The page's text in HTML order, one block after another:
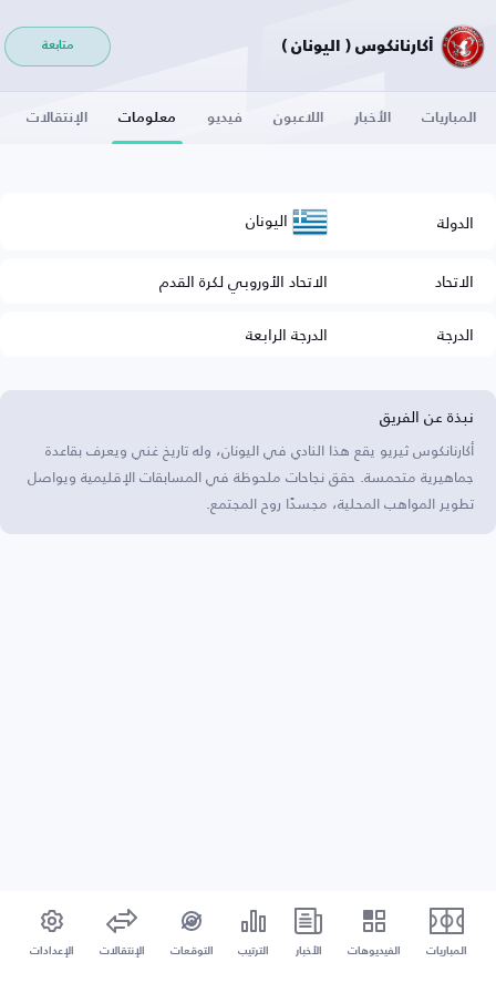
أكارنانكوس ( اليونان ) متابعة
المباريات الأخبار اللاعبون فيديو معلومات الإنتقالات
الدولة اليونان
الاتحاد
الاتحاد الأوروبي لكرة القدم
الدرجة
الدرجة الرابعة
نبذة عن الفريق
أكارنانكوس ثيريو يقع هذا النادي في اليونان، وله تاريخ غني ويعرف بقاعدة
جماهيرية متحمسة. حقق نجاحات ملحوظة في المسابقات الإقليمية ويواصل
تطوير المواهب المحلية، مجسدًا روح المجتمع.
المباريات الفيديوهات الأخبار الترتيب التوقعات الإنتقالات الإعدادات